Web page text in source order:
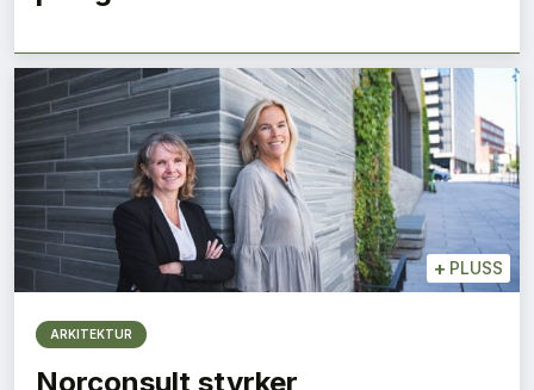
+ PLUSS
ARKITEKTUR
Norconsult styrker